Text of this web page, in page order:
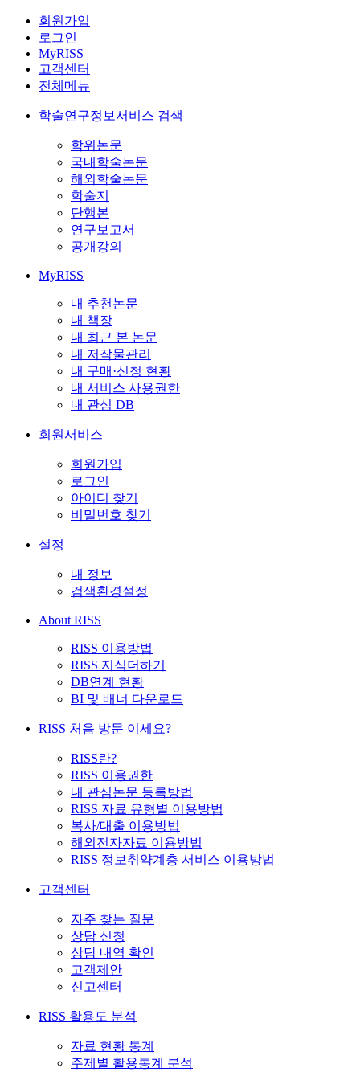
회원가입
로그인
MyRISS
고객센터
전체메뉴
학술연구정보서비스 검색
학위논문
국내학술논문
해외학술논문
학술지
단행본
연구보고서
공개강의
MyRISS
내 추천논문
내 책장
내 최근 본 논문
내 저작물관리
내 구매·신청 현황
내 서비스 사용권한
내 관심 DB
회원서비스
회원가입
로그인
아이디 찾기
비밀번호 찾기
설정
내 정보
검색환경설정
About RISS
RISS 이용방법
RISS 지식더하기
DB연계 현황
BI 및 배너 다운로드
RISS 처음 방문 이세요?
RISS란?
RISS 이용권한
내 관심논문 등록방법
RISS 자료 유형별 이용방법
복사/대출 이용방법
해외전자자료 이용방법
RISS 정보취약계층 서비스 이용방법
고객센터
자주 찾는 질문
상담 신청
상담 내역 확인
고객제안
신고센터
RISS 활용도 분석
자료 현황 통계
주제별 활용통계 분석